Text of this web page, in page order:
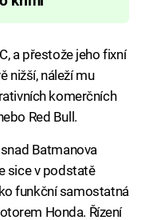
a přestože jeho fixní
nižší, náleží mu
komerčních
Red Bull.
Batmanova
sice v podstatě
funkční samostatná
Honda. Řízení